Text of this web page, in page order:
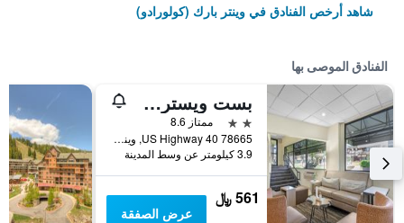
شاهد أرخص الفنادق في وينتر بارك (كولورادو)
الفنادق الموصى بها
بست ويسترن ألبينجلو لودج
2 نجمتين
ممتاز 8.6
78665 US Highway 40, وينتر بارك (كولورادو), CO, الولايات المتحدة الأميريكية
3.9 كيلومتر عن وسط المدينة
561 ﷼
عرض الصفقة